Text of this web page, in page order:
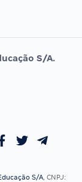
S/A.
S/A, CNPJ: